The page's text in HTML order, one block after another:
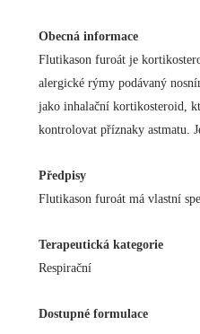
Obecná informace
Flutikason furoát je
alergické rýmy podávaný
jako inhalační kortikosteroid,
kontrolovat příznaky astmatu.
Předpisy
Flutikason furoát má vlastní
Terapeutická kategorie
Respirační
Dostupné formulace